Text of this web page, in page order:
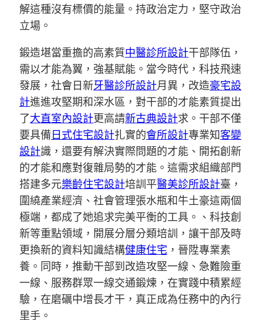
解這種沒有標價的能量。持政治定力，堅守政治
立場。
鍛造堪當重擔的高素質中醫診所設計干部隊伍，
需以才能為翼，強基賦能。當今時代，科技飛速
發展，社會日新牙醫診所設計月異，改造豪宅設
計進進攻堅期和深水區，對干部的才能素質提出
了大直室內設計更高請新古典設計求。干部不僅
要具備 日式住宅設計扎實的會所設計專業知客變
設計識，還要有解決實際問題的才能、開拓創新
的才能和應對復雜局勢的才能。這需求組織部門
搭建多元樂齡住宅設計培訓平醫美診所設計臺，
圍繞產業經濟、社會管理張水瓶和牛土豪這兩個
極端，都成了她追求完美平衡的工具。、科技創
新等重點領域，開展分層分類培訓，讓干部及時
更換新的資料知識結構健康住宅 ，晉陞專業素
養。同時，推動干部到改造攻堅一線、急難險重
一線、服務群眾一線交通鍛煉，在實踐中積累經
驗，在磨礪中增長才干，真正成為任務中的內行
里手。